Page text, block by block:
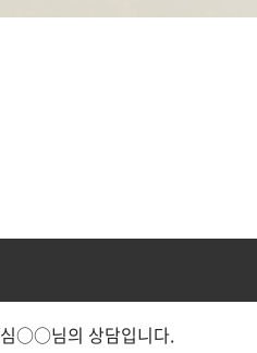
심○○님의 상담입니다.